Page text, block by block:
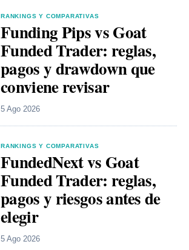
RANKINGS Y COMPARATIVAS
Funding Pips vs Goat
Funded Trader: reglas,
pagos y drawdown que
conviene revisar
5 Ago 2026
RANKINGS Y COMPARATIVAS
FundedNext vs Goat
Funded Trader: reglas,
pagos y riesgos antes de
elegir
5 Ago 2026